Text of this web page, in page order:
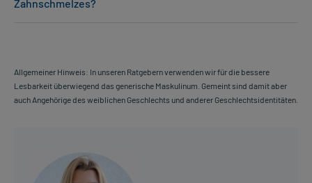
Zahnschmelzes?
Allgemeiner Hinweis: In unseren Ratgebern verwenden wir für die bessere
Lesbarkeit überwiegend das generische Maskulinum. Gemeint sind damit aber
auch Angehörige des weiblichen Geschlechts und anderer Geschlechtsidentitäten.